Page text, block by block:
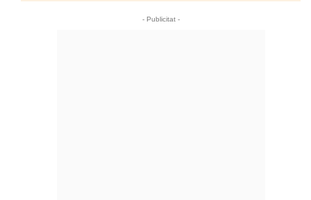
- Publicitat -